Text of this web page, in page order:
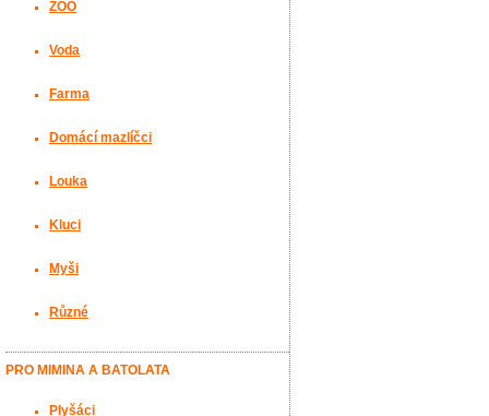
ZOO
Voda
Farma
Domácí mazlíčci
Louka
Kluci
Myši
Různé
PRO MIMINA A BATOLATA
Plyšáci